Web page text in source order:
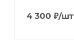
4 300 ₽/шт